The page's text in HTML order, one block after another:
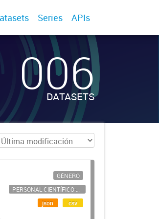
Series APIs
006
DATASETS
GÉNERO
PERSONAL CIENTÍFICO-TECNOLÓGICO
json
csv